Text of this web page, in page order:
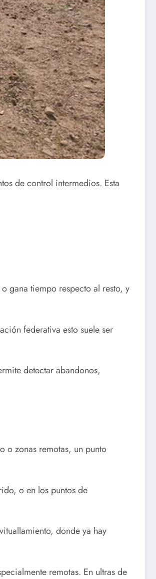
de control intermedios. Esta
gana tiempo respecto al resto, y
federativa esto suele ser
detectar abandonos,
o zonas remotas, un punto
o en los puntos de
donde ya hay
remotas. En ultras de